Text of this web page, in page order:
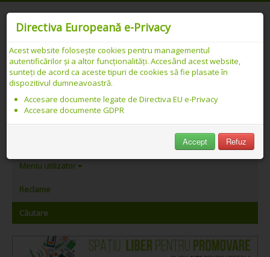
Catalog web SEO PREMIUM Românesc -
Căutare
Meniu utilizator
Reclame
Căutare
Directiva Europeană e-Privacy
Acest website folosește cookies pentru managementul
autentificărilor și a altor funcționalități. Accesând acest website,
sunteți de acord ca aceste tipuri de cookies să fie plasate în
dispozitivul dumneavoastră.
Accesare documente legate de Directiva EU e-Privacy
Accesare documente GDPR
Accept Refuz